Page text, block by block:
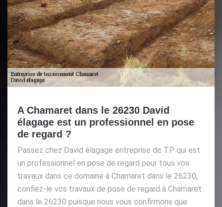
A Chamaret dans le 26230 David
élagage est un professionnel en pose
de regard ?
Passez chez David élagage entreprise de TP qui est
un professionnel en pose de regard pour tous vos
travaux dans ce domaine à Chamaret dans le 26230,
confiez-le vos travaux de pose de regard à Chamaret
dans le 26230 puisque nous vous confirmons que